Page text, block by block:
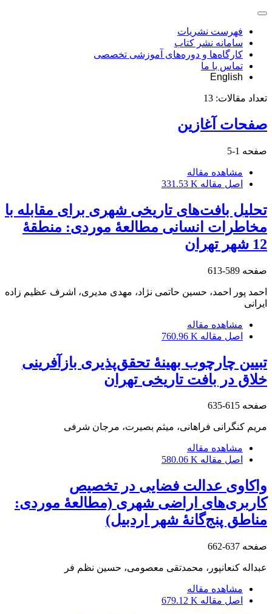
فهرست نشریات
سامانه نشر کتاب
کارگاه‌ها و دوره‌های آموزشی تخصصی
تماس با ما
English
تعداد مقالات: 13
صفحات آغازین
صفحه 1-5
مشاهده مقاله
اصل مقاله 331.53 K
تحلیل بافت‌های تاریخی شهری برای مقابله با
مخاطرات انسانی مطالعۀ موردی: منطقۀ
12 شهر تهران
صفحه 589-613
احمد پور احمد، حسین حاتمی نژاد، مهدی مدیری، اشرف عظیم زاده
ایرانی
مشاهده مقاله
اصل مقاله 760.96 K
تبیین چارچوب بهینۀ تحقق‌پذیری بازآفرینی
خلاق در بافت تاریخی تهران
صفحه 615-635
مریم کنگرانی فراهانی، میثم بصیرت، مرجان شرفی
مشاهده مقاله
اصل مقاله 580.06 K
واکاوی عدالت فضایی در تخصیص
کاربری‌های اراضی شهری (مطالعۀ موردی:
مناطق پنج‌گانۀ شهر اردبیل)
صفحه 637-662
عبداله کنعانپور، محمدتقی معصومی، حسین نظم فر
مشاهده مقاله
اصل مقاله 679.12 K